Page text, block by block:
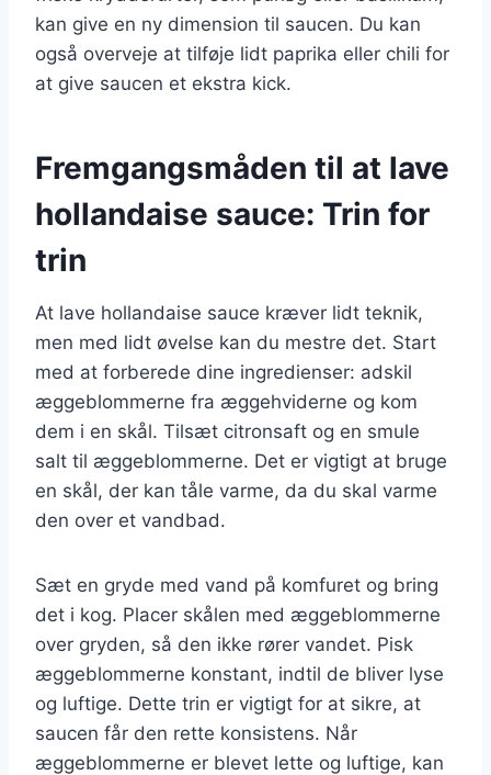
kan give en ny dimension til saucen. Du kan
også overveje at tilføje lidt paprika eller chili for
at give saucen et ekstra kick.
Fremgangsmåden til at lave
hollandaise sauce: Trin for
trin
At lave hollandaise sauce kræver lidt teknik,
men med lidt øvelse kan du mestre det. Start
med at forberede dine ingredienser: adskil
æggeblommerne fra æggehviderne og kom
dem i en skål. Tilsæt citronsaft og en smule
salt til æggeblommerne. Det er vigtigt at bruge
en skål, der kan tåle varme, da du skal varme
den over et vandbad.
Sæt en gryde med vand på komfuret og bring
det i kog. Placer skålen med æggeblommerne
over gryden, så den ikke rører vandet. Pisk
æggeblommerne konstant, indtil de bliver lyse
og luftige. Dette trin er vigtigt for at sikre, at
saucen får den rette konsistens. Når
æggeblommerne er blevet lette og luftige, kan